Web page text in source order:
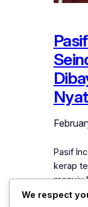
Pasif
kerap
menuju
artikel
We respect